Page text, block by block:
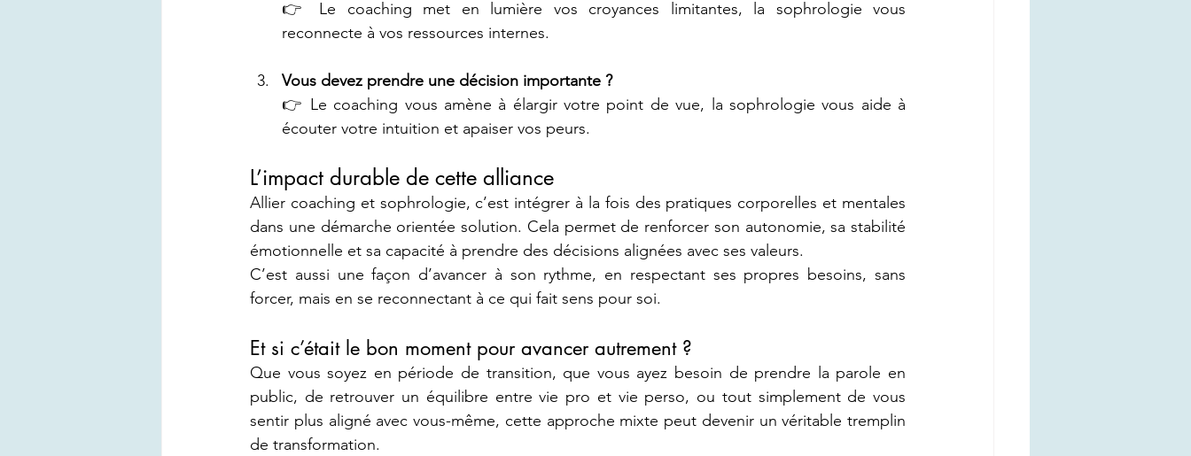
👉 Le coaching met en lumière vos croyances limitantes, la sophrologie vous
reconnecte à vos ressources internes.
Vous devez prendre une décision importante ?
👉 Le coaching vous amène à élargir votre point de vue, la sophrologie vous aide à
écouter votre intuition et apaiser vos peurs.
L’impact durable de cette alliance
Allier coaching et sophrologie, c’est intégrer à la fois des pratiques corporelles et mentales
dans une démarche orientée solution. Cela permet de renforcer son autonomie, sa stabilité
émotionnelle et sa capacité à prendre des décisions alignées avec ses valeurs.
C’est aussi une façon d’avancer à son rythme, en respectant ses propres besoins, sans
forcer, mais en se reconnectant à ce qui fait sens pour soi.
Et si c’était le bon moment pour avancer autrement ?
Que vous soyez en période de transition, que vous ayez besoin de prendre la parole en
public, de retrouver un équilibre entre vie pro et vie perso, ou tout simplement de vous
sentir plus aligné avec vous-même, cette approche mixte peut devenir un véritable tremplin
de transformation.